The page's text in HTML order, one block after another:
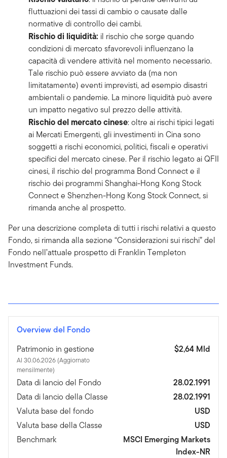
fluttuazioni dei tassi di cambio o causate dalle
normative di controllo dei cambi.
Rischio di liquidità: il rischio che sorge quando
condizioni di mercato sfavorevoli influenzano la
capacità di vendere attività nel momento necessario.
Tale rischio può essere avviato da (ma non
limitatamente) eventi imprevisti, ad esempio disastri
ambientali o pandemie. La minore liquidità può avere
un impatto negativo sul prezzo delle attività.
Rischio del mercato cinese: oltre ai rischi tipici legati
ai Mercati Emergenti, gli investimenti in Cina sono
soggetti a rischi economici, politici, fiscali e operativi
specifici del mercato cinese. Per il rischio legato ai QFII
cinesi, il rischio del programma Bond Connect e il
rischio dei programmi Shanghai-Hong Kong Stock
Connect e Shenzhen-Hong Kong Stock Connect, si
rimanda anche al prospetto.
Per una descrizione completa di tutti i rischi relativi a questo
Fondo, si rimanda alla sezione “Considerazioni sui rischi” del
Fondo nell’attuale prospetto di Franklin Templeton
Investment Funds.
Overview del Fondo
Patrimonio in gestione
Al 30.06.2026 (Aggiornato
mensilmente)
$2,64 Mld
Data di lancio del Fondo
28.02.1991
Data di lancio della Classe
28.02.1991
Valuta base del fondo
USD
Valuta base della Classe
USD
Benchmark
MSCI Emerging Markets
Index-NR